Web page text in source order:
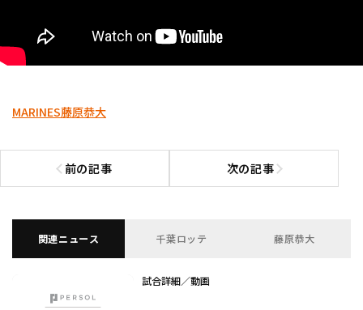
MARINES藤原恭大
前の記事
前の記事へ 次の記事次の記事へ
関連ニュース 千葉ロッテ 藤原恭大
試合詳細／動画